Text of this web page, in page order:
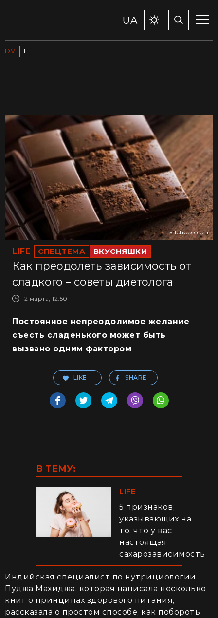
UA
DV LIFE
LIFE СПЕЦТЕМА ВКУСНЯШКИ
Как преодолеть зависимость от
сладкого – советы диетолога
12 марта, 12:50
allchoco.com
Постоянное непреодолимое желание
съесть сладенького может быть
вызвано одним фактором
LIKE SHARE
В ТЕМУ:
LIFE
5 признаков,
указывающих на
то, что у вас
настоящая
сахарозависимость
Индийская специалист по нутрициологии
Пуджа Махиджа, которая написала несколько
книг о принципах здорового питания,
рассказала о простом способе, как побороть